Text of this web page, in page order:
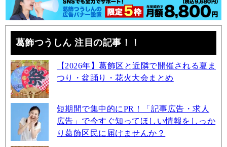
葛飾つうしん 注目の記事！！
【2026年】葛飾区と近隣で開催される夏ま
つり・盆踊り・花火大会まとめ
短期間で集中的にPR！「記事広告・求人
広告」で今すぐ知ってほしい情報をしっか
り葛飾区民に届けませんか？